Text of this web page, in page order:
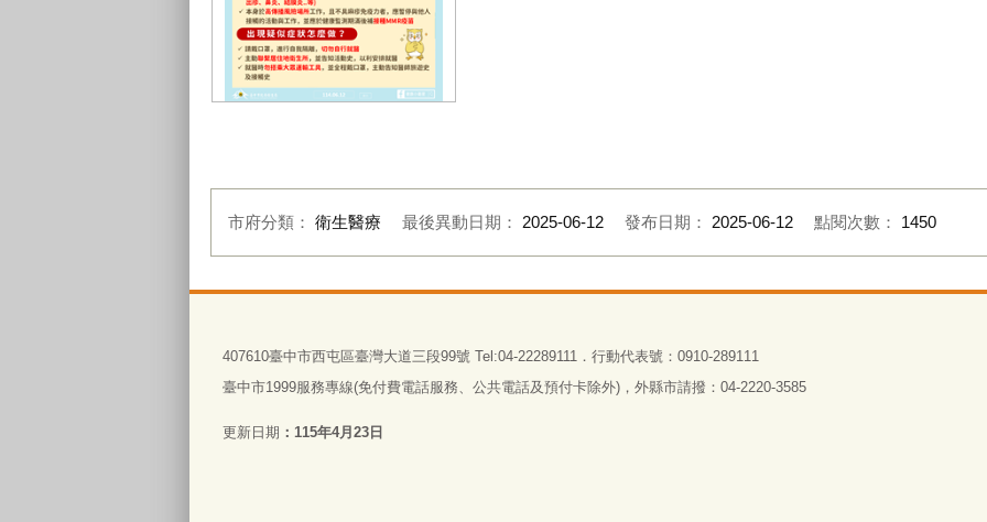
市府分類： 衛生醫療 最後異動日期： 2025-06-12 發布日期： 2025-06-12 點閱次數： 1450
407610臺中市西屯區臺灣大道三段99號 Tel:04-22289111．行動代表號：0910-289111
臺中市1999服務專線(免付費電話服務、公共電話及預付卡除外)，外縣市請撥：04-2220-3585
更新日期 115年4月23日